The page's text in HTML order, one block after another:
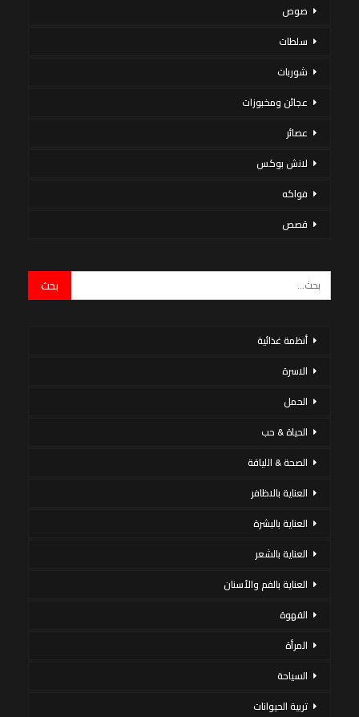
صوص
سلطات
شوربات
عجائن ومخبوزات
عصائر
لانش بوكس
فواكه
قصص
أنظمة غذائية
الاسرة
الحمل
الحياة & حب
الصحة & اللياقة
العناية بالاظافر
العناية بالبشرة
العناية بالشعر
العناية بالفم والأسنان
القهوة
المرأة
السياحة
تربية الحيوانات